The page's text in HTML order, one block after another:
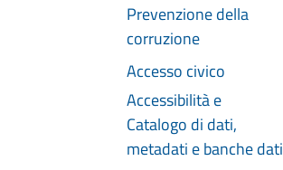
Prevenzione della
corruzione
Accesso civico
Accessibilità e
Catalogo di dati,
metadati e banche dati